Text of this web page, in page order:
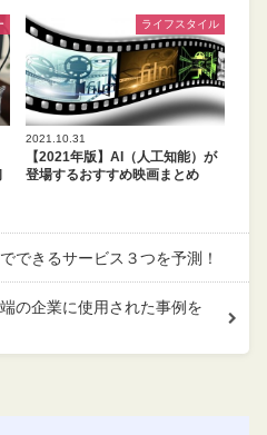
ライフスタイル
2021.10.31
【2021年版】AI（人工知能）が
登場するおすすめ映画まとめ
できるサービス３つを予測！
の企業に使用された事例を